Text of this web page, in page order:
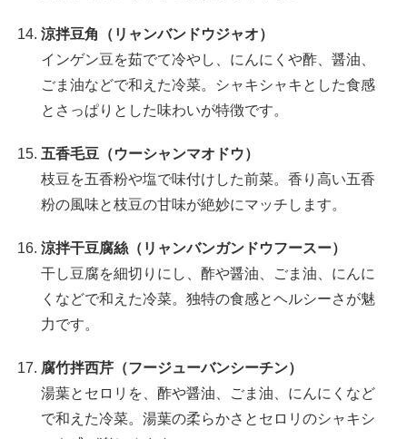
涼拌豆角（リャンバンドウジャオ）
インゲン豆を茹でて冷やし、にんにくや酢、醤油、
ごま油などで和えた冷菜。シャキシャキとした食感
とさっぱりとした味わいが特徴です。
五香毛豆（ウーシャンマオドウ）
枝豆を五香粉や塩で味付けした前菜。香り高い五香
粉の風味と枝豆の甘味が絶妙にマッチします。
涼拌干豆腐絲（リャンバンガンドウフースー）
干し豆腐を細切りにし、酢や醤油、ごま油、にんに
くなどで和えた冷菜。独特の食感とヘルシーさが魅
力です。
腐竹拌西芹（フージューバンシーチン）
湯葉とセロリを、酢や醤油、ごま油、にんにくなど
で和えた冷菜。湯葉の柔らかさとセロリのシャキシ